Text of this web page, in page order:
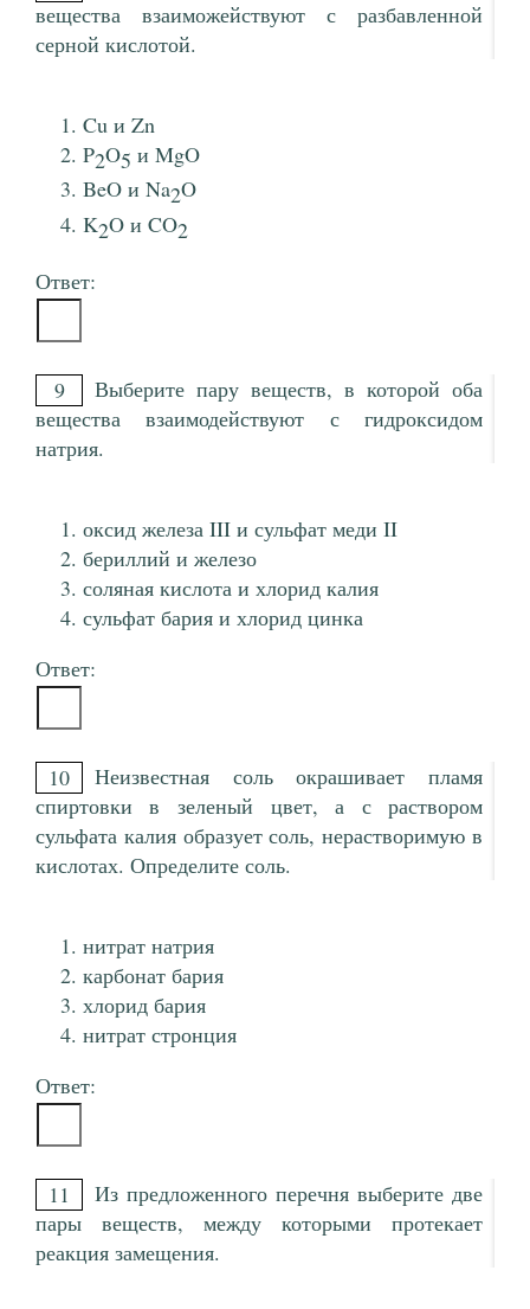
вещества взаиможействуют с разбавленной
серной кислотой.
Cu и Zn
P2O5 и MgO
BeO и Na2O
K2O и CO2
Ответ:
9
Выберите пару веществ, в которой оба
вещества взаимодействуют с гидроксидом
натрия.
оксид железа III и сульфат меди II
бериллий и железо
соляная кислота и хлорид калия
сульфат бария и хлорид цинка
Ответ:
10
Неизвестная соль окрашивает пламя
спиртовки в зеленый цвет, а с раствором
сульфата калия образует соль, нерастворимую в
кислотах. Определите соль.
нитрат натрия
карбонат бария
хлорид бария
нитрат стронция
Ответ:
11
Из предложенного перечня выберите две
пары веществ, между которыми протекает
реакция замещения.